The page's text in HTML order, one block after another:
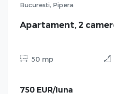
Bucuresti, Pipera
Apartament, 2
50 mp
750 EUR/luna